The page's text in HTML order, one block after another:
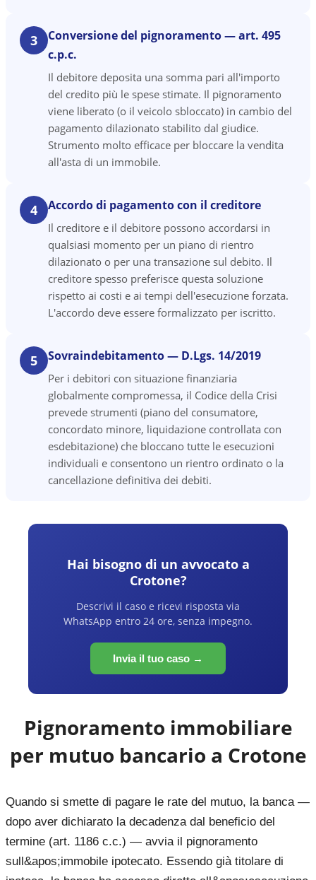
3
Conversione del pignoramento — art. 495
c.p.c.
Il debitore deposita una somma pari all'importo
del credito più le spese stimate. Il pignoramento
viene liberato (o il veicolo sbloccato) in cambio del
pagamento dilazionato stabilito dal giudice.
Strumento molto efficace per bloccare la vendita
all'asta di un immobile.
4 Accordo di pagamento con il creditore
Il creditore e il debitore possono accordarsi in
qualsiasi momento per un piano di rientro
dilazionato o per una transazione sul debito. Il
creditore spesso preferisce questa soluzione
rispetto ai costi e ai tempi dell'esecuzione forzata.
L'accordo deve essere formalizzato per iscritto.
5 Sovraindebitamento — D.Lgs. 14/2019
Per i debitori con situazione finanziaria
globalmente compromessa, il Codice della Crisi
prevede strumenti (piano del consumatore,
concordato minore, liquidazione controllata con
esdebitazione) che bloccano tutte le esecuzioni
individuali e consentono un rientro ordinato o la
cancellazione definitiva dei debiti.
Hai bisogno di un avvocato a
Crotone?
Descrivi il caso e ricevi risposta via
WhatsApp entro 24 ore, senza impegno.
Invia il tuo caso →
Pignoramento immobiliare
per mutuo bancario a Crotone
Quando si smette di pagare le rate del mutuo, la banca —
dopo aver dichiarato la decadenza dal beneficio del
termine (art. 1186 c.c.) — avvia il pignoramento
sull&apos;immobile ipotecato. Essendo già titolare di